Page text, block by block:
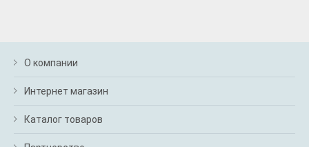
О компании
Интернет магазин
Каталог товаров